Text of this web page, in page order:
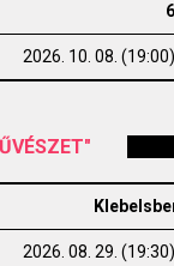
2026. 10. 08. (19:00)
2026. 08. 29. (19:30)